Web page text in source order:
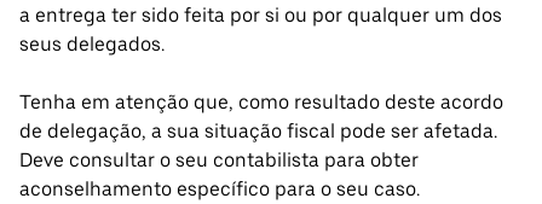
a entrega ter sido feita por si ou por qualquer um dos
seus delegados.
Tenha em atenção que, como resultado deste acordo
de delegação, a sua situação fiscal pode ser afetada.
Deve consultar o seu contabilista para obter
aconselhamento específico para o seu caso.